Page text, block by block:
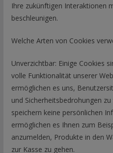
Ihre zukünftigen Interaktionen
beschleunigen.
Welche Arten von Cookies
Unverzichtbar: Einige Cookies
volle Funktionalität unserer
ermöglichen es uns,
und Sicherheitsbedrohungen
speichern keine persönlichen
ermöglichen es Ihnen zum
anzumelden, Produkte in den
zur Kasse zu gehen.